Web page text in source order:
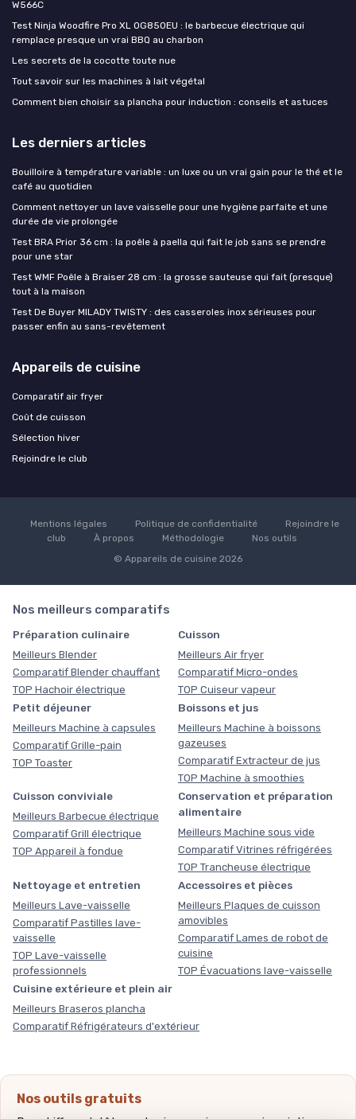
W566C
Test Ninja Woodfire Pro XL OG850EU : le barbecue électrique qui
remplace presque un vrai BBQ au charbon
Les secrets de la cocotte toute nue
Tout savoir sur les machines à lait végétal
Comment bien choisir sa plancha pour induction : conseils et astuces
Les derniers articles
Bouilloire à température variable : un luxe ou un vrai gain pour le thé et le
café au quotidien
Comment nettoyer un lave vaisselle pour une hygiène parfaite et une
durée de vie prolongée
Test BRA Prior 36 cm : la poêle à paella qui fait le job sans se prendre
pour une star
Test WMF Poêle à Braiser 28 cm : la grosse sauteuse qui fait (presque)
tout à la maison
Test De Buyer MILADY TWISTY : des casseroles inox sérieuses pour
passer enfin au sans-revêtement
Appareils de cuisine
Comparatif air fryer
Coût de cuisson
Sélection hiver
Rejoindre le club
Mentions légales Politique de confidentialité
Rejoindre le
club
À propos Méthodologie
Nos outils
© Appareils de cuisine 2026
Nos meilleurs comparatifs
Préparation culinaire
Meilleurs Blender
Comparatif Blender chauffant
TOP Hachoir électrique
Cuisson
Meilleurs Air fryer
Comparatif Micro-ondes
TOP Cuiseur vapeur
Petit déjeuner
Meilleurs Machine à capsules
Comparatif Grille-pain
TOP Toaster
Boissons et jus
Meilleurs Machine à boissons
gazeuses
Comparatif Extracteur de jus
TOP Machine à smoothies
Cuisson conviviale
Meilleurs Barbecue électrique
Comparatif Grill électrique
TOP Appareil à fondue
Conservation et préparation
alimentaire
Meilleurs Machine sous vide
Comparatif Vitrines réfrigérées
TOP Trancheuse électrique
Nettoyage et entretien
Meilleurs Lave-vaisselle
Comparatif Pastilles lave-
vaisselle
TOP Lave-vaisselle
professionnels
Accessoires et pièces
Meilleurs Plaques de cuisson
amovibles
Comparatif Lames de robot de
cuisine
TOP Évacuations lave-vaisselle
Cuisine extérieure et plein air
Meilleurs Braseros plancha
Comparatif Réfrigérateurs d'extérieur
Nos outils gratuits